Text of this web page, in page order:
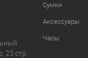
Сумки
Аксессуары
Часы
23 стр.